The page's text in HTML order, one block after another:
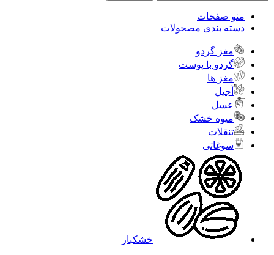
منو صفحات
دسته بندی مصحولات
مغز گردو
گردو با پوست
مغز ها
آجیل
عسل
میوه خشک
تنقلات
سوغاتی
خشکبار